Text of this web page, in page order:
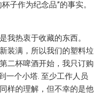
子作为纪念品”的事实。
我热衷于收藏的东西。
装满，所以我们的塑料垃
二杯啤酒开始，我只订购
一个小塔. 至少工作人员
样的理解，但不幸的是他